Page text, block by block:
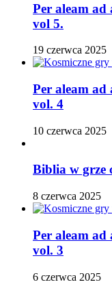
Per aleam ad
vol 5.
19 czerwca 2025
Per aleam ad
vol. 4
10 czerwca 2025
Biblia w grze
8 czerwca 2025
Per aleam ad
vol. 3
6 czerwca 2025